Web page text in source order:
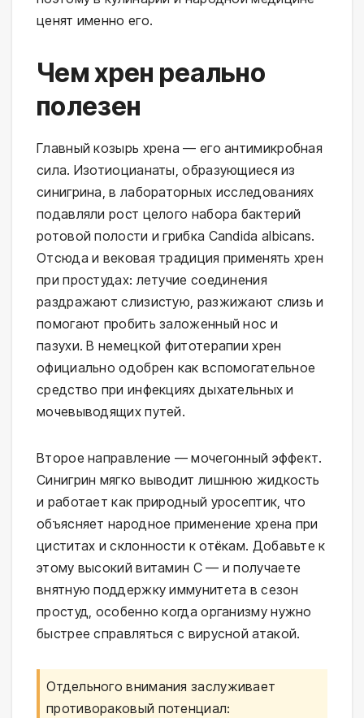
ценят именно его.
Чем хрен реально
полезен
Главный козырь хрена — его антимикробная
сила. Изотиоцианаты, образующиеся из
синигрина, в лабораторных исследованиях
подавляли рост целого набора бактерий
ротовой полости и грибка Candida albicans.
Отсюда и вековая традиция применять хрен
при простудах: летучие соединения
раздражают слизистую, разжижают слизь и
помогают пробить заложенный нос и
пазухи. В немецкой фитотерапии хрен
официально одобрен как вспомогательное
средство при инфекциях дыхательных и
мочевыводящих путей.
Второе направление — мочегонный эффект.
Синигрин мягко выводит лишнюю жидкость
и работает как природный уросептик, что
объясняет народное применение хрена при
циститах и склонности к отёкам. Добавьте к
этому высокий витамин С — и получаете
внятную поддержку иммунитета в сезон
простуд, особенно когда организму нужно
быстрее справляться с вирусной атакой.
Отдельного внимания заслуживает
противораковый потенциал: